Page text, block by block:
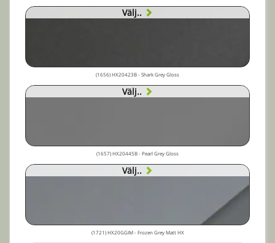
Välj..
(1656) HX20423B - Shark Grey Gloss
Välj..
(1657) HX20445B - Pearl Grey Gloss
Välj..
(1721) HX20GGIM - Frozen Grey Matt HX